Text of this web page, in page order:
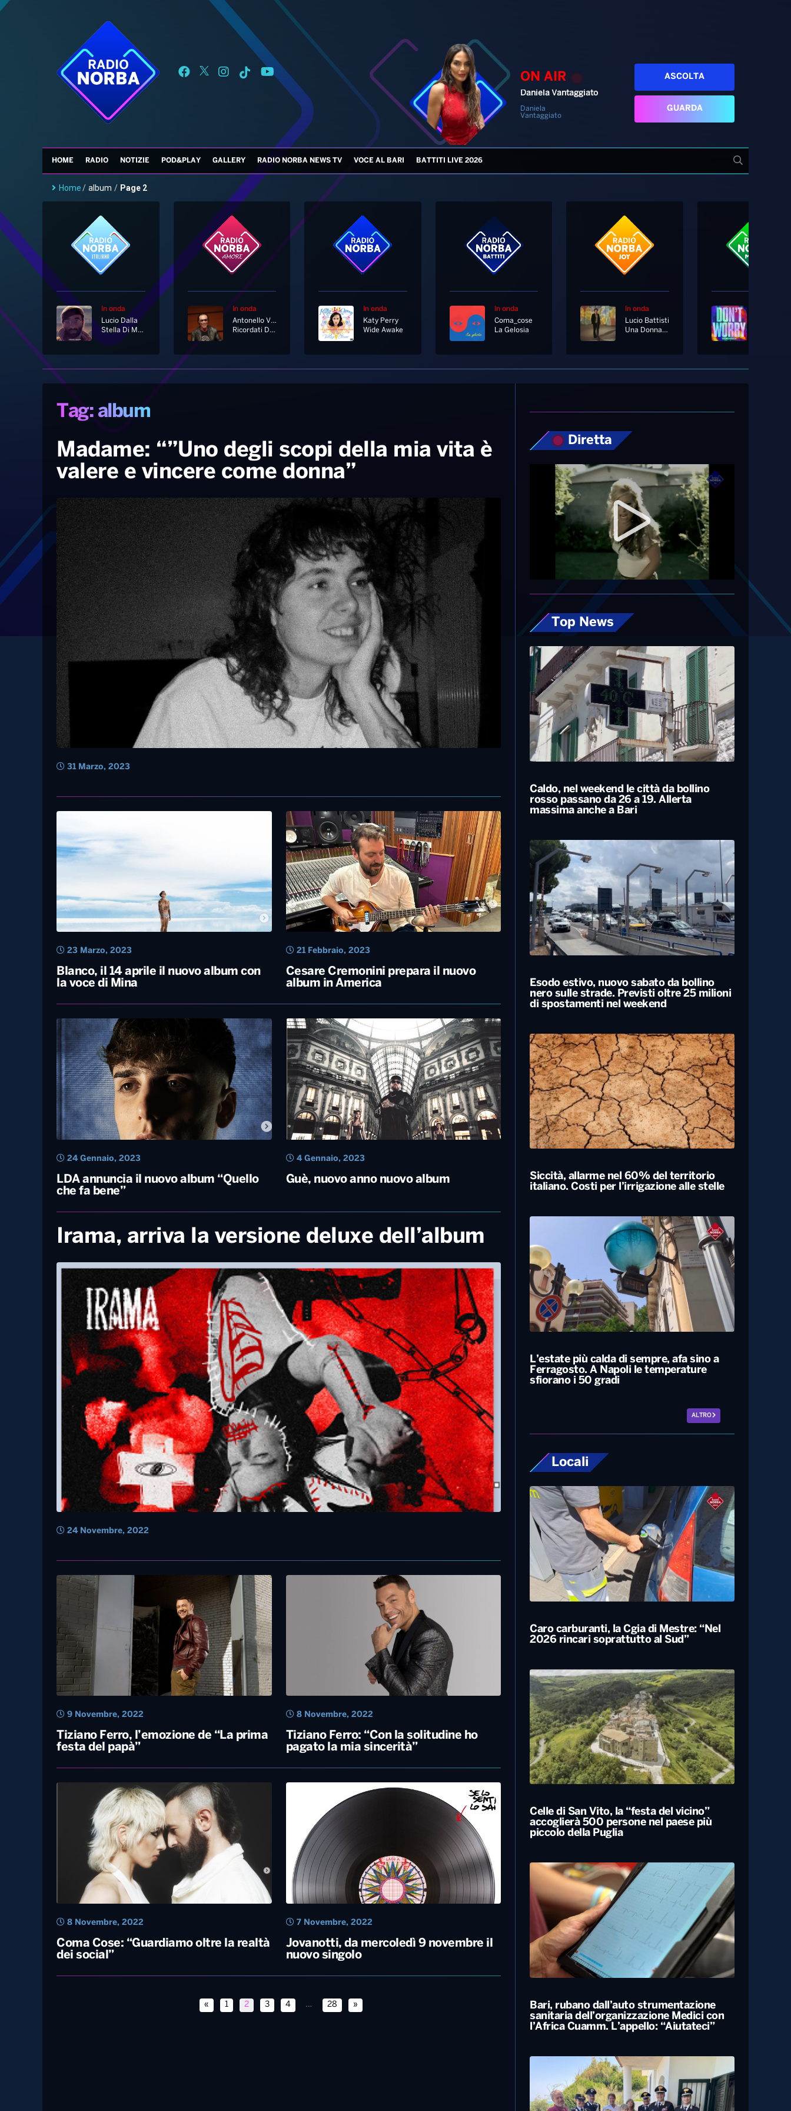
ON AIR
Daniela Vantaggiato
Daniela
Vantaggiato
ASCOLTA
GUARDA
HOME RADIO NOTIZIE POD&PLAY GALLERY RADIO NORBA NEWS TV VOCE AL BARI BATTITI LIVE 2026
Home/ album / Page 2
In onda
Lucio Dalla
Stella Di Mare
In onda
Antonello Venditti
Ricordati Di Me
In onda
Katy Perry
Wide Awake
In onda
Coma_cose
La Gelosia
In onda
Lucio Battisti
Una Donna Per Amico
Tag: album
Madame: “”Uno degli scopi della mia vita è
valere e vincere come donna”
31 Marzo, 2023
Blanco, il 14 aprile il nuovo album con
23 Marzo, 2023
Cesare Cremonini prepara il nuovo
21 Febbraio, 2023
LDA annuncia il nuovo album “Quello
che fa bene”
24 Gennaio, 2023
Guè, nuovo anno nuovo album
4 Gennaio, 2023
Irama, arriva la versione deluxe dell’album
24 Novembre, 2022
Tiziano Ferro, l’emozione de “La prima
9 Novembre, 2022
Tiziano Ferro: “Con la solitudine ho
8 Novembre, 2022
Top News
Caldo, nel weekend le città da bollino
Esodo estivo, nuovo sabato da bollino
L’estate più calda di sempre, afa sino a
Ferragosto. A Napoli le temperature
sfiorano i 50 gradi
ALTRO
Locali
Celle di San Vito, la “festa del vicino”